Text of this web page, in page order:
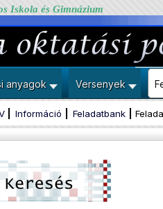
Iskola és Gimnázium
anyagok Versenyek
Információ Feladatbank